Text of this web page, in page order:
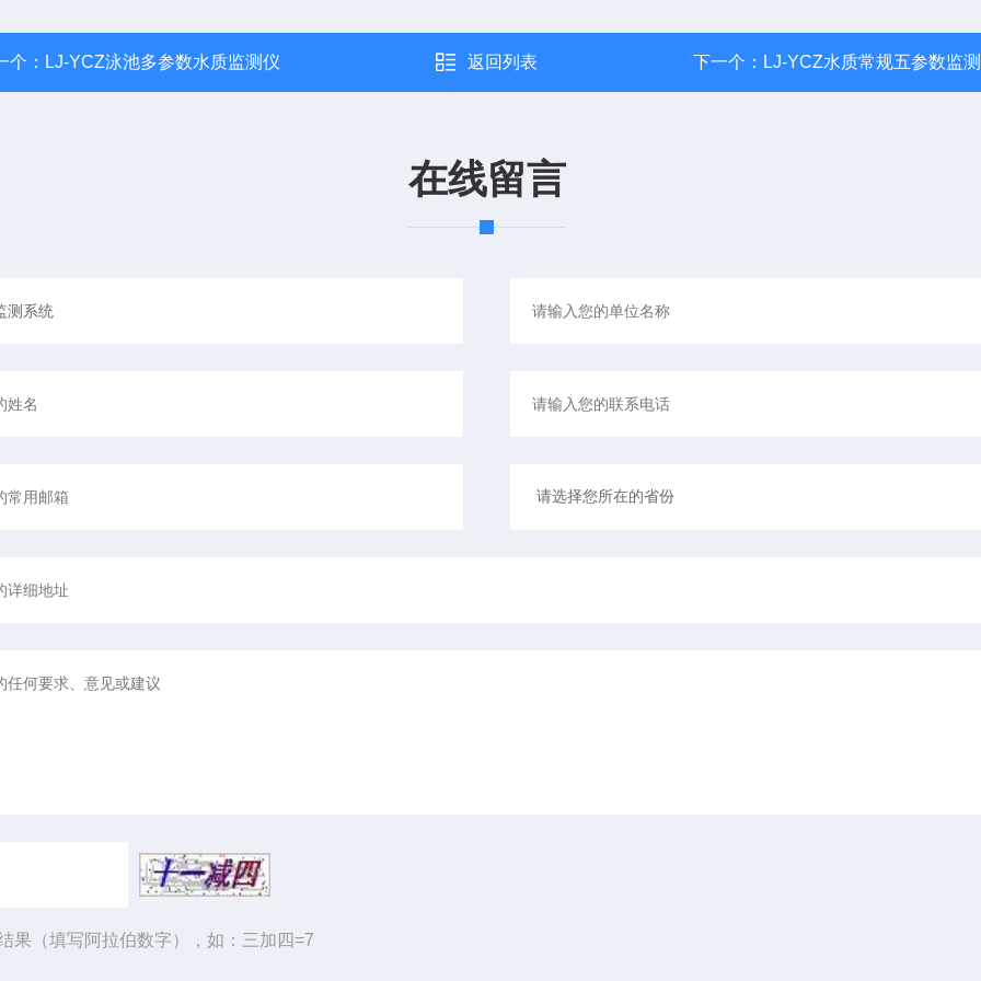
个： LJ-YCZ泳池多参数水质监测仪 返回列表 下一个： LJ-YCZ水质常规五参数监
在线留言
果（填写阿拉伯数字），如：三加四=7